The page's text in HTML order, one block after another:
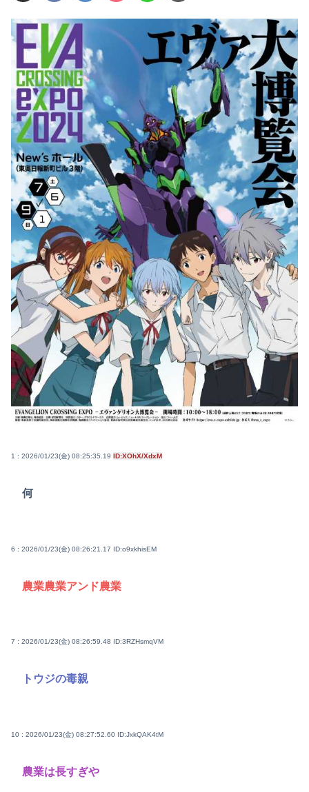
1 : 2026/01/23(金) 08:25:35.19 ID:XOhX/XdxM
何
6 : 2026/01/23(金) 08:26:21.17 ID:o9xkhisEM
農業農業アンド農業
7 : 2026/01/23(金) 08:26:59.48 ID:3RZHsmqVM
トウジの毒親
10 : 2026/01/23(金) 08:27:52.60 ID:JxkQAK4tM
農業は長すぎや